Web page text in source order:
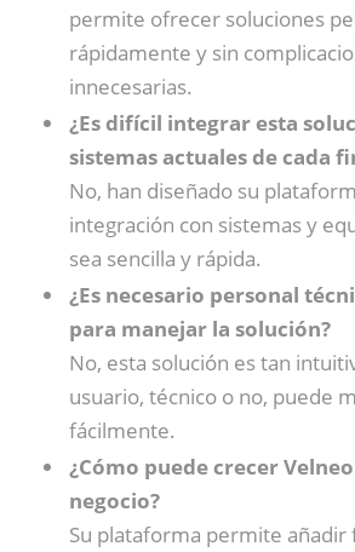
permite ofrecer soluciones
rápidamente y sin
innecesarias.
¿Es difícil integrar esta
sistemas actuales de cada
No, han diseñado su
integración con sistemas y
sea sencilla y rápida.
¿Es necesario personal
para manejar la solución?
No, esta solución es tan
usuario, técnico o no, puede
fácilmente.
¿Cómo puede crecer
negocio?
Su plataforma permite añadir